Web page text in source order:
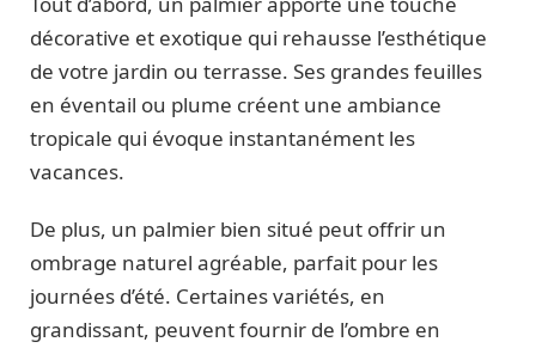
décorative et exotique qui rehausse l’esthétique
de votre jardin ou terrasse. Ses grandes feuilles
en éventail ou plume créent une ambiance
tropicale qui évoque instantanément les
vacances.
De plus, un palmier bien situé peut offrir un
ombrage naturel agréable, parfait pour les
journées d’été. Certaines variétés, en
grandissant, peuvent fournir de l’ombre en